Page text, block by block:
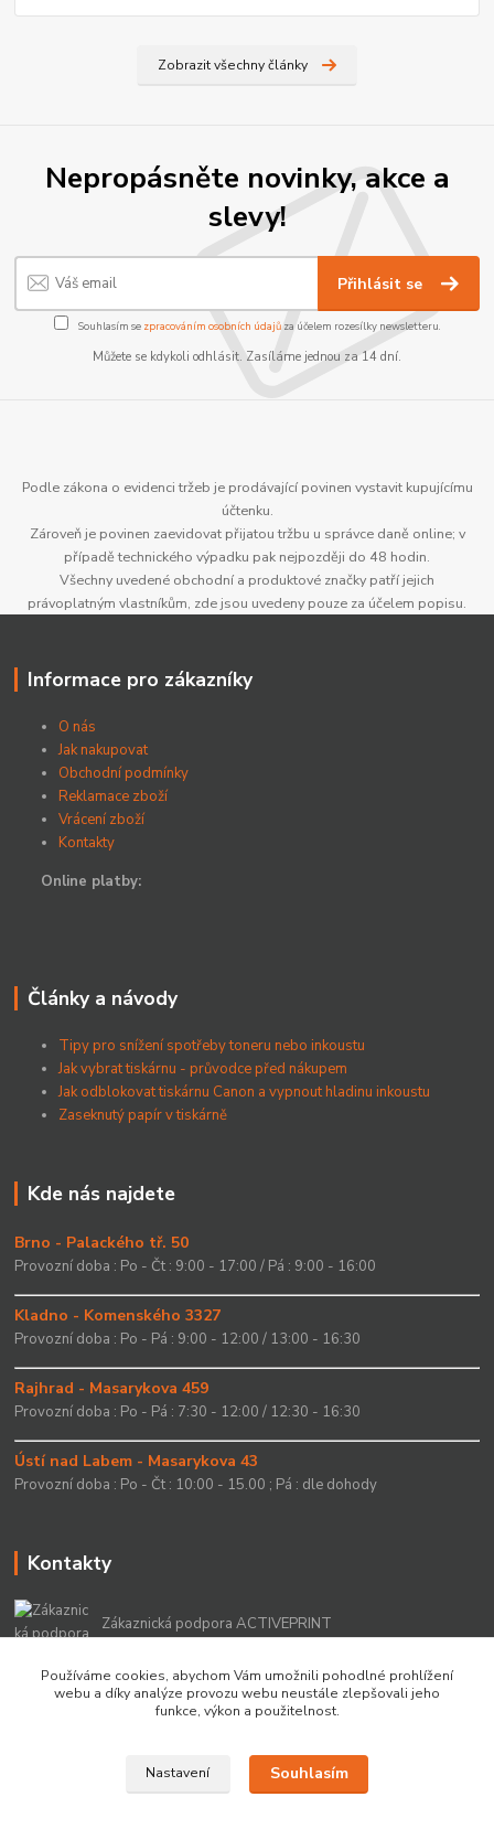
Zobrazit všechny články
Nepropásněte novinky, akce a
slevy!
Přihlásit se
Souhlasím se zpracováním osobních údajůza účelem rozesílky newsletteru.
Můžete se kdykoli odhlásit. Zasíláme jednou za 14 dní.
Podle zákona o evidenci tržeb je prodávající povinen vystavit kupujícímu
účtenku.
Zároveň je povinen zaevidovat přijatou tržbu u správce daně online; v
případě technického výpadku pak nejpozději do 48 hodin.
Všechny uvedené obchodní a produktové značky patří jejich
právoplatným vlastníkům, zde jsou uvedeny pouze za účelem popisu.
Informace pro zákazníky
O nás
Jak nakupovat
Obchodní podmínky
Reklamace zboží
Vrácení zboží
Kontakty
Online platby:
Články a návody
Tipy pro snížení spotřeby toneru nebo inkoustu
Jak vybrat tiskárnu - průvodce před nákupem
Jak odblokovat tiskárnu Canon a vypnout hladinu inkoustu
Zaseknutý papír v tiskárně
Kde nás najdete
Brno - Palackého tř. 50
Provozní doba : Po - Čt : 9:00 - 17:00 / Pá : 9:00 - 16:00
Kladno - Komenského 3327
Provozní doba : Po - Pá : 9:00 - 12:00 / 13:00 - 16:30
Rajhrad - Masarykova 459
Provozní doba : Po - Pá : 7:30 - 12:00 / 12:30 - 16:30
Ústí nad Labem - Masarykova 43
Provozní doba : Po - Čt : 10:00 - 15.00 ; Pá : dle dohody
Kontakty
Zákaznická podpora ACTIVEPRINT
+420 549 213 756
info@activeprint.cz
Používáme cookies, abychom Vám umožnili pohodlné prohlížení
webu a díky analýze provozu webu neustále zlepšovali jeho
funkce, výkon a použitelnost.
Nastavení Souhlasím